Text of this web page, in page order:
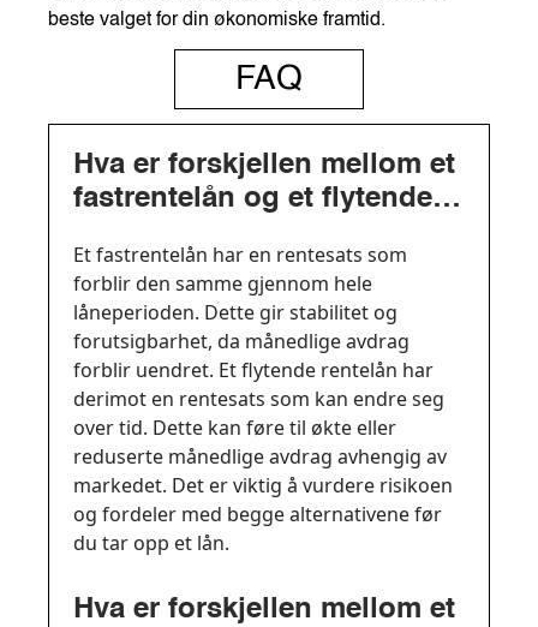
beste valget for din økonomiske framtid.
FAQ
Hva er forskjellen mellom et
fastrentelån og et flytende
Et fastrentelån har en rentesats som
forblir den samme gjennom hele
låneperioden. Dette gir stabilitet og
forutsigbarhet, da månedlige avdrag
forblir uendret. Et flytende rentelån har
derimot en rentesats som kan endre seg
over tid. Dette kan føre til økte eller
reduserte månedlige avdrag avhengig av
markedet. Det er viktig å vurdere risikoen
og fordeler med begge alternativene før
du tar opp et lån.
Hva er forskjellen mellom et